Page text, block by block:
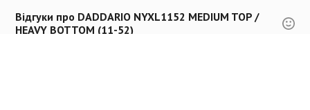
Відгуки про DADDARIO NYXL1152 MEDIUM TOP /
HEAVY BOTTOM (11-52)